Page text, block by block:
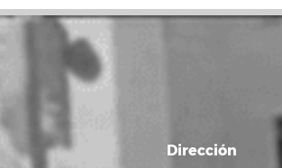
Dirección